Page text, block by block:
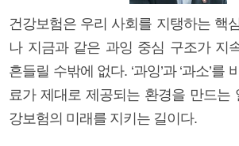
건강보험은 우리 사회를 지탱하는 핵
나 지금과 같은 과잉 중심 구조가 지
흔들릴 수밖에 없다. ‘과잉’과 ‘과소’를
료가 제대로 제공되는 환경을 만드는
강보험의 미래를 지키는 길이다.